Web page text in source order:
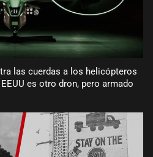
las cuerdas a los helicópteros
es otro dron, pero armado